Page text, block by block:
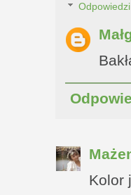
Odpowiedzi
Kolor